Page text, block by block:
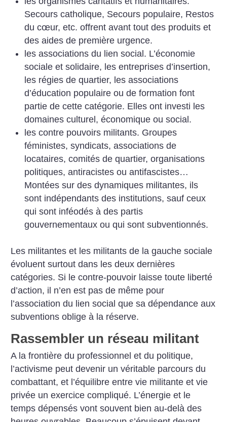
Secours catholique, Secours populaire, Restos
du cœur, etc. offrent avant tout des produits et
des aides de première urgence.
les associations du lien social. L’économie
sociale et solidaire, les entreprises d’insertion,
les régies de quartier, les associations
d’éducation populaire ou de formation font
partie de cette catégorie. Elles ont investi les
domaines culturel, économique ou social.
les contre pouvoirs militants. Groupes
féministes, syndicats, associations de
locataires, comités de quartier, organisations
politiques, antiracistes ou antifascistes…
Montées sur des dynamiques militantes, ils
sont indépendants des institutions, sauf ceux
qui sont inféodés à des partis
gouvernementaux ou qui sont subventionnés.
Les militantes et les militants de la gauche sociale
évoluent surtout dans les deux dernières
catégories. Si le contre-pouvoir laisse toute liberté
d’action, il n’en est pas de même pour
l’association du lien social que sa dépendance aux
subventions oblige à la réserve.
Rassembler un réseau militant
A la frontière du professionnel et du politique,
l’activisme peut devenir un véritable parcours du
combattant, et l’équilibre entre vie militante et vie
privée un exercice compliqué. L’énergie et le
temps dépensés vont souvent bien au-delà des